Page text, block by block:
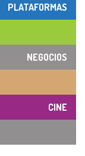
PLATAFORMAS
NEGOCIOS
CINE